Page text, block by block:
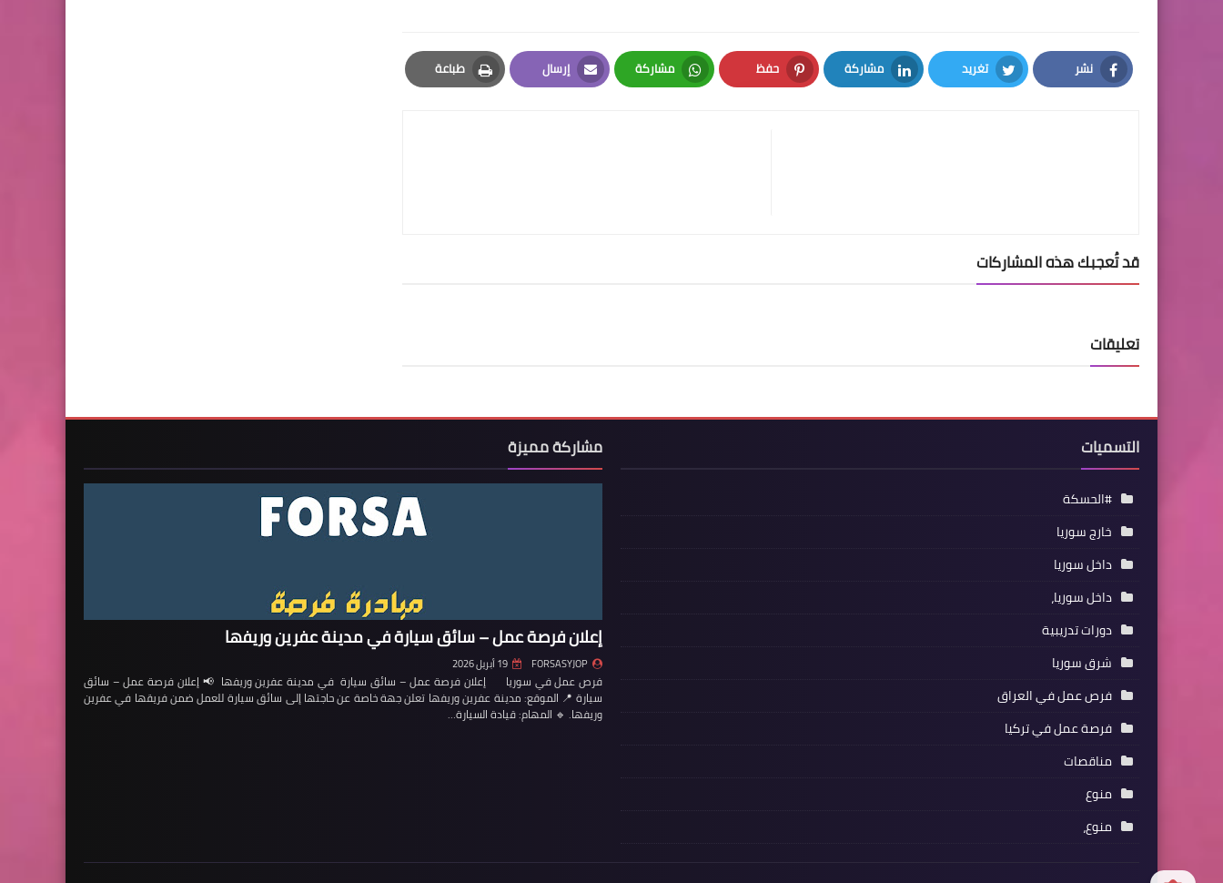
نشر
Facebook
تغريد
Twitter
مشاركة
LinkedIn
حفظ
Pinterest
مشاركة
Whatsapp
إرسال
Email
طباعة
Print
قد تُعجبك هذه المشاركات
تعليقات
التسميات
#الحسكة
خارج سوريا
داخل سوريا
داخل سوريا،
دورات تدريبية
شرق سوريا
فرص عمل في العراق
فرصة عمل في تركيا
مناقصات
منوع
منوع،
مشاركة مميزة
إعلان فرصة عمل – سائق سيارة في مدينة عفرين وريفها
FORSASYJOP 19 أبريل 2026
فرص عمل في سوريا إعلان فرصة عمل – سائق سيارة في مدينة عفرين وريفها 📢 إعلان فرصة عمل – سائق
سيارة 📍 الموقع: مدينة عفرين وريفها تعلن جهة خاصة عن حاجتها إلى سائق سيارة للعمل ضمن فريقها في عفرين
وريفها. 🔹 المهام: قيادة السيارة…